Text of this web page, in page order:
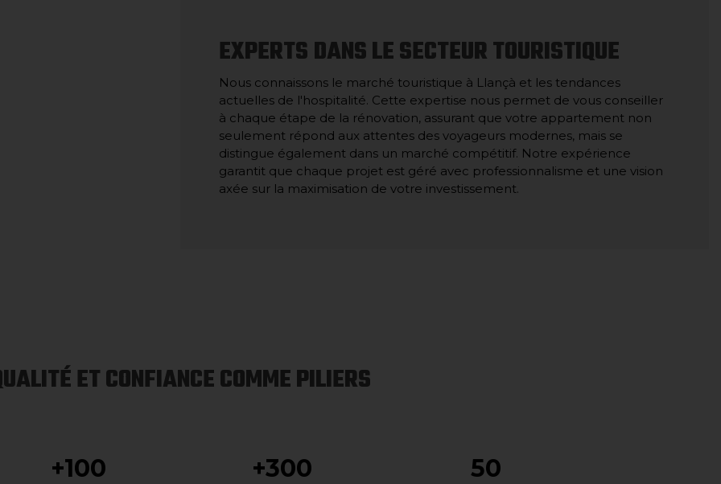
EXPERTS DANS LE SECTEUR TOURISTIQUE
Nous connaissons le marché touristique à Llançà et les tendances
actuelles de l'hospitalité. Cette expertise nous permet de vous conseiller
à chaque étape de la rénovation, assurant que votre appartement non
seulement répond aux attentes des voyageurs modernes, mais se
distingue également dans un marché compétitif. Notre expérience
garantit que chaque projet est géré avec professionnalisme et une vision
axée sur la maximisation de votre investissement.
ET CONFIANCE COMME PILIERS
+100 +300 50